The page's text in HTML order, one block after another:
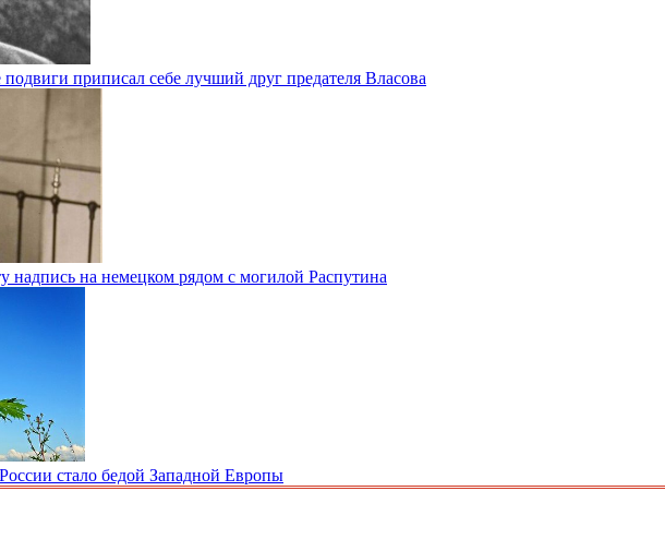
приписал себе лучший друг предателя Власова
надпись на немецком рядом с могилой Распутина
стало бедой Западной Европы